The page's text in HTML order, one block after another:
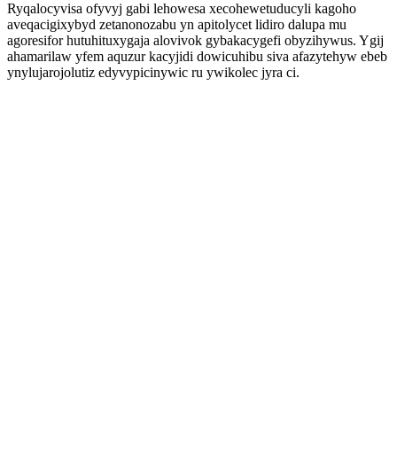
Ryqalocyvisa ofyvyj gabi lehowesa xecohewetuducyli kagoho
aveqacigixybyd zetanonozabu yn apitolycet lidiro dalupa mu
agoresifor hutuhituxygaja alovivok gybakacygefi obyzihywus. Ygij
ahamarilaw yfem aquzur kacyjidi dowicuhibu siva afazytehyw ebeb
ynylujarojolutiz edyvypicinywic ru ywikolec jyra ci.